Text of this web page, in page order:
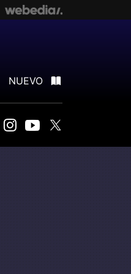
NUEVO
FlipboardInstagram
Youtube